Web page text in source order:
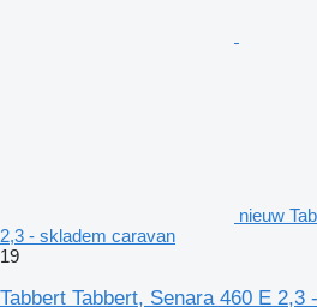
nieuw
2,3 - skladem caravan
19
Tabbert Tabbert, Senara 460 E 2,3